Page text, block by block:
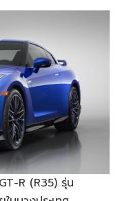
R (R35) รุ่น